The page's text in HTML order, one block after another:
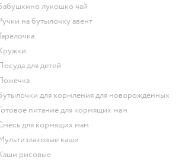
бабушкино лукошко чай
ручки на бутылочку авент
тарелочка
кружки
посуда для детей
ложечка
бутылочки для кормления для новорожденных
готовое питание для кормящих мам
смесь для кормящих мам
Мультизлаковые каши
Каши рисовые